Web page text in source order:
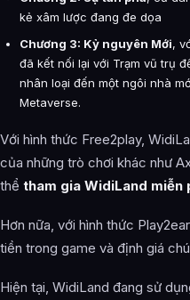
kẻ xâm lược đang đe dọa
Chương 3: Kỷ nguyên Mới,
đã kết nối lại với Trạm vũ trụ
nhân loại đến một ngôi nhà
Metaverse.
Với hình thức Free2play,
của những trò chơi khác như
thể tham gia WidiLand miễn
Hơn nữa, với hình thức
tiền trong game và định giá
Hiện tại, WidiLand đang sử